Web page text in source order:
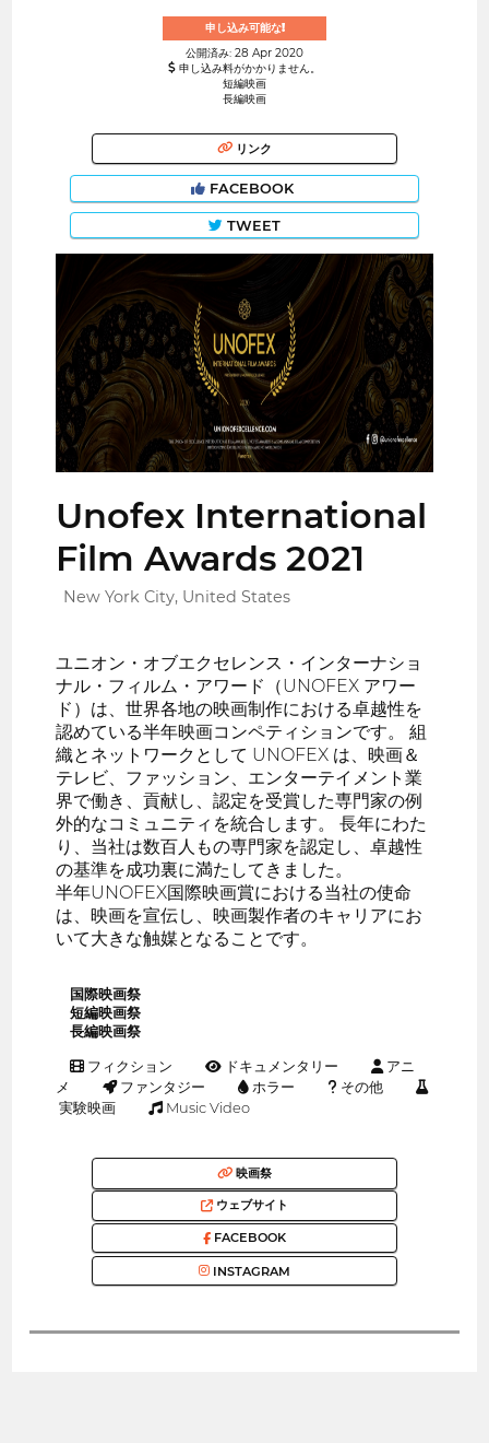
申し込み可能な!
公開済み: 28 Apr 2020
申し込み料がかかりません。
短編映画
長編映画
リンク
FACEBOOK
TWEET
Unofex International
Film Awards 2021
New York City, United States
ユニオン・オブエクセレンス・インターナショ
ナル・フィルム・アワード（UNOFEX アワー
ド）は、世界各地の映画制作における卓越性を
認めている半年映画コンペティションです。 組
織とネットワークとして UNOFEX は、映画＆
テレビ、ファッション、エンターテイメント業
界で働き、貢献し、認定を受賞した専門家の例
外的なコミュニティを統合します。 長年にわた
り、当社は数百人もの専門家を認定し、卓越性
の基準を成功裏に満たしてきました。
半年UNOFEX国際映画賞における当社の使命
は、映画を宣伝し、映画製作者のキャリアにお
いて大きな触媒となることです。
国際映画祭
短編映画祭
長編映画祭
フィクション ドキュメンタリー
アニ
メ
ファンタジー ホラー
その他
実験映画
Music Video
映画祭
ウェブサイト
FACEBOOK
INSTAGRAM